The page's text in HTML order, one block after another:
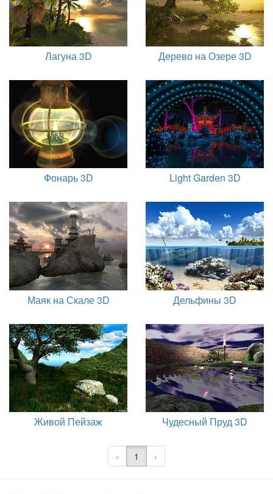
Лагуна 3D Дерево на Озере 3D
Фонарь 3D Light Garden 3D
Маяк на Скале 3D Дельфины 3D
Живой Пейзаж Чудесный Пруд 3D
‹ 1 ›